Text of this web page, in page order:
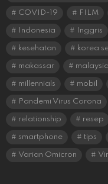
COVID-19 FILM
Indonesia Inggris
kesehatan korea
makassar malaysia
millennials mobil
Pandemi Virus Corona
relationship resep
smartphone tips
Varian Omicron